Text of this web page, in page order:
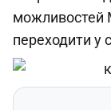
можливостей
переходити у